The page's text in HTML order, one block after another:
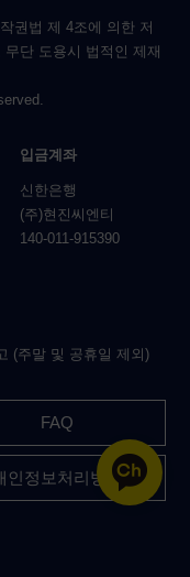
권법 제 4조에 의한 저
단 도용시 법적인 제재
입금계좌
신한은행
(주)현진씨엔티
140-011-915390
(주말 및 공휴일 제외)
FAQ
인정보처리방침